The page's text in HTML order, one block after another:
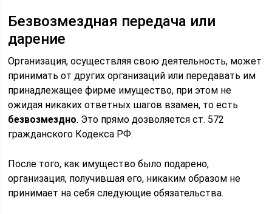
Безвозмездная передача или
дарение
Организация, осуществляя свою деятельность, может
принимать от других организаций или передавать им
принадлежащее фирме имущество, при этом не
ожидая никаких ответных шагов взамен, то есть
безвозмездно. Это прямо дозволяется ст. 572
гражданского Кодекса РФ.
После того, как имущество было подарено,
организация, получившая его, никаким образом не
принимает на себя следующие обязательства.